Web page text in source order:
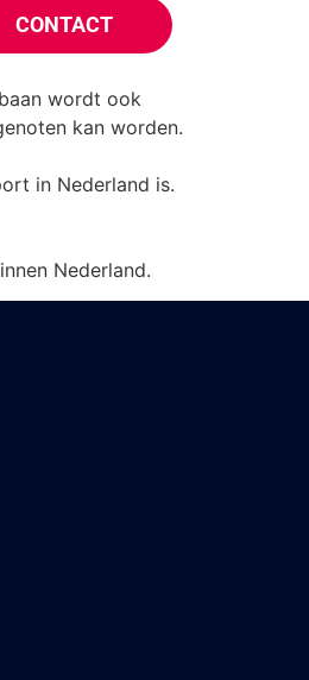
CONTACT
wordt ook
kan worden.
in Nederland is.
Nederland.